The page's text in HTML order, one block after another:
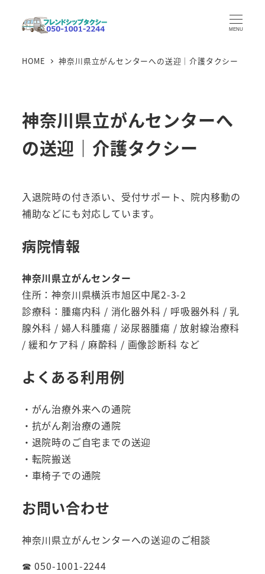
MENU
HOME 神奈川県立がんセンターへの送迎｜介護タクシー
神奈川県立がんセンターへ
の送迎｜介護タクシー
入退院時の付き添い、受付サポート、院内移動の
補助などにも対応しています。
病院情報
神奈川県立がんセンター
住所：神奈川県横浜市旭区中尾2-3-2
診療科：腫瘍内科 / 消化器外科 / 呼吸器外科 / 乳
腺外科 / 婦人科腫瘍 / 泌尿器腫瘍 / 放射線治療科
/ 緩和ケア科 / 麻酔科 / 画像診断科 など
よくある利用例
・がん治療外来への通院
・抗がん剤治療の通院
・退院時のご自宅までの送迎
・転院搬送
・車椅子での通院
お問い合わせ
神奈川県立がんセンターへの送迎のご相談
☎ 050-1001-2244